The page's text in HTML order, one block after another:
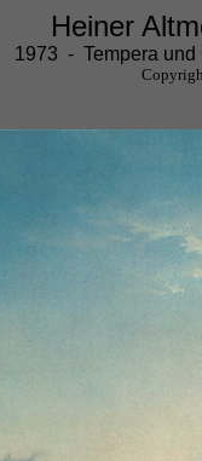
Heiner
1973 - Tempera